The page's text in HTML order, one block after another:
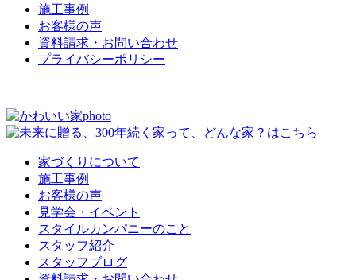
施工事例
お客様の声
資料請求・お問い合わせ
プライバシーポリシー
家づくりについて
施工事例
お客様の声
見学会・イベント
スタイルカンパニーのこと
スタッフ紹介
スタッフブログ